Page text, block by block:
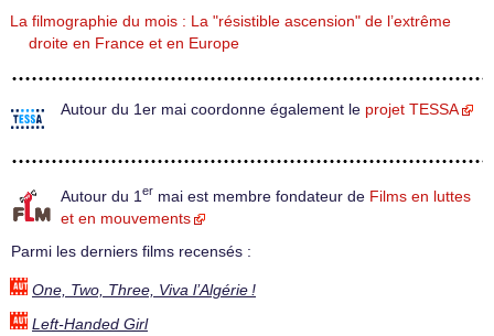
La filmographie du mois : La "résistible ascension" de l’extrême
droite en France et en Europe
Autour du 1er mai coordonne également le projet TESSA
Autour du 1 er mai est membre fondateur de Films en luttes
et en mouvements
Parmi les derniers films recensés :
One, Two, Three, Viva l’Algérie !
Left-Handed Girl